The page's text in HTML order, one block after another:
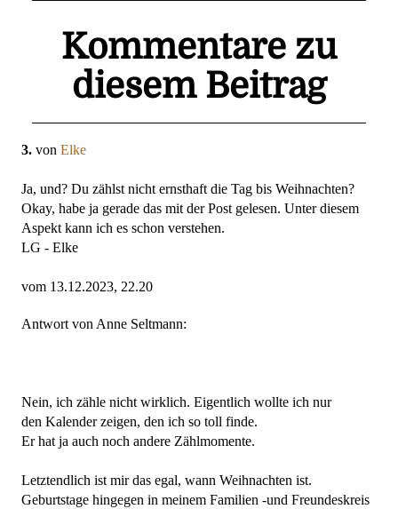
Kommentare zu
diesem Beitrag
3. von Elke
Ja, und? Du zählst nicht ernsthaft die Tag bis Weihnachten?
Okay, habe ja gerade das mit der Post gelesen. Unter diesem
Aspekt kann ich es schon verstehen.
LG - Elke
vom 13.12.2023, 22.20
Antwort von Anne Seltmann:
Nein, ich zähle nicht wirklich. Eigentlich wollte ich nur
den Kalender zeigen, den ich so toll finde.
Er hat ja auch noch andere Zählmomente.
Letztendlich ist mir das egal, wann Weihnachten ist.
Geburtstage hingegen in meinem Familien -und Freundeskreis